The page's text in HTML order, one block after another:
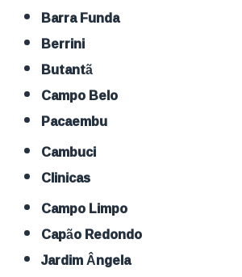
Barra Funda
Berrini
Butantã
Campo Belo
Pacaembu
Cambuci
Clinicas
Campo Limpo
Capão Redondo
Jardim Ângela